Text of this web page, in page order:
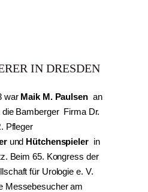
IN DRESDEN
war Maik M. Paulsen an
Bamberger Firma Dr.
Pfleger
und Hütchenspielerin
Beim 65. Kongress der
für Urologie e. V.
Messebesucher am